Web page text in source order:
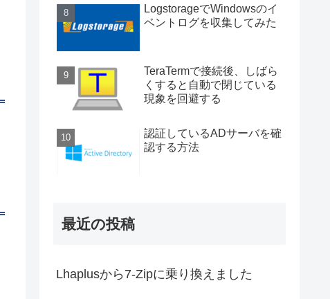
LogstorageでWindowsのイ
ベントログを収集してみた
TeraTermで接続後、しばら
くすると自動で閉じている
現象を回避する
認証しているADサーバを確
認する方法
最近の投稿
Lhaplusから7-Zipに乗り換えました